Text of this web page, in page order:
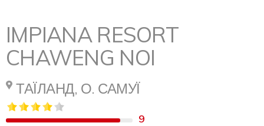
IMPIANA RESORT
CHAWENG NOI
ТАЇЛАНД, О. САМУЇ
9